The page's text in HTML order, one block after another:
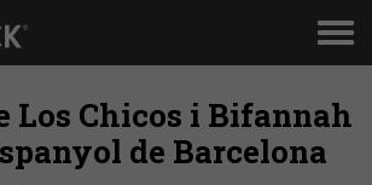
Los Chicos i Bifannah
de Barcelona